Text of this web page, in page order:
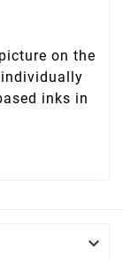
on the
inks in
